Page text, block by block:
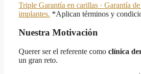
Triple Garantía en carillas · Garantía
implantes. *Aplican términos y
Nuestra Motivación
Querer ser el referente como clínica
un gran reto.